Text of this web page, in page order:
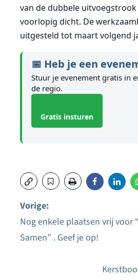
van de dubbele
voorlopig dicht. De
uitgesteld tot maart volgend
📅 Heb je een
Stuur je evenement gratis in
de regio.
Gratis insturen
Bericht
Vorige:
Nog enkele plaatsen vrij voor
Samen” . Geef je op!